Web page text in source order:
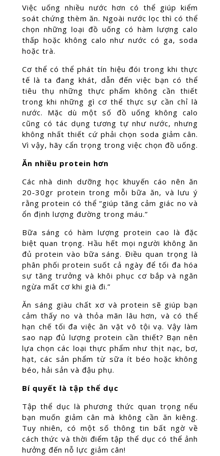
Việc uống nhiều nước hơn có thể giúp kiểm
soát chứng thèm ăn. Ngoài nước lọc thì có thể
chọn những loại đồ uống có hàm lượng calo
thấp hoặc không calo như nước có ga, soda
hoặc trà.
Cơ thể có thể phát tín hiệu đói trong khi thực
tế là ta đang khát, dẫn đến việc bạn có thể
tiêu thụ những thực phẩm không cần thiết
trong khi những gì cơ thể thực sự cần chỉ là
nước. Mặc dù một số đồ uống không calo
cũng có tác dụng tương tự như nước, nhưng
không nhất thiết cứ phải chọn soda giảm cân.
Vì vậy, hãy cẩn trọng trong việc chọn đồ uống.
Ăn nhiều protein hơn
Các nhà dinh dưỡng học khuyến cáo nên ăn
20-30gr protein trong mỗi bữa ăn, và lưu ý
rằng protein có thể “giúp tăng cảm giác no và
ổn định lượng đường trong máu.”
Bữa sáng có hàm lượng protein cao là đặc
biệt quan trọng. Hầu hết mọi người không ăn
đủ protein vào bữa sáng. Điều quan trọng là
phân phối protein suốt cả ngày để tối đa hóa
sự tăng trưởng và khôi phục cơ bắp và ngăn
ngừa mất cơ khi già đi.”
Ăn sáng giàu chất xơ và protein sẽ giúp bạn
cảm thấy no và thỏa mãn lâu hơn, và có thể
hạn chế tối đa việc ăn vặt vô tội vạ. Vậy làm
sao nạp đủ lượng protein cần thiết? Bạn nên
lựa chọn các loại thực phẩm như thịt nạc, bơ,
hạt, các sản phẩm từ sữa ít béo hoặc không
béo, hải sản và đậu phụ.
Bí quyết là tập thể dục
Tập thể dục là phương thức quan trọng nếu
bạn muốn giảm cân mà không cần ăn kiêng.
Tuy nhiên, có một số thông tin bất ngờ về
cách thức và thời điểm tập thể dục có thể ảnh
hưởng đến nỗ lực giảm cân!